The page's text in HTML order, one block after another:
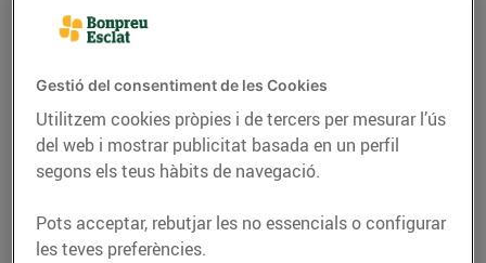
la? Segueix aquest ordre!
Gestió del consentiment de les Cookies
Utilitzem cookies pròpies i de tercers per mesurar l’ús
del web i mostrar publicitat basada en un perfil
segons els teus hàbits de navegació.
Pots acceptar, rebutjar les no essencials o configurar
les teves preferències.